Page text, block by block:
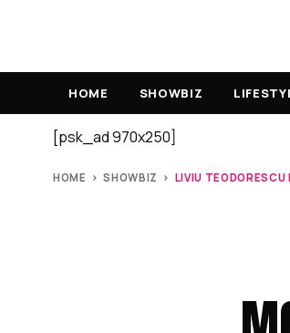
HOME SHOWBIZ
[psk_ad 970x250]
HOME ›SHOWBIZ › LIVIU